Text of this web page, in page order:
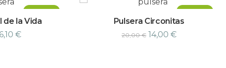
¡Oferta!
de la Vida
€
¡Oferta!
Pulsera Circonitas
20,00€ 14,00 €